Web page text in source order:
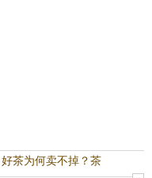
茶为何卖不掉？茶